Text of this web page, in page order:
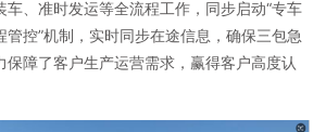
车、准时发运等全流程工作，同步启动“专车
控”机制，实时同步在途信息，确保三包急
保障了客户生产运营需求，赢得客户高度认